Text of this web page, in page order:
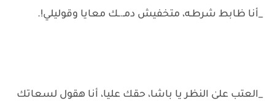
_أنا ظابط شرطـه، متخفيش دمـ.ـك معايا وقوليلي!.
_العتب علىٰ النظر يا باشا، حقك عليا، أنا هقول لسعاتك